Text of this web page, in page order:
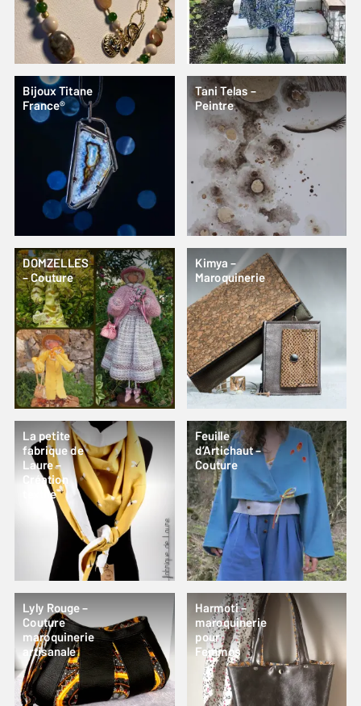
Bijoux Titane
France®
Tani Telas –
Peintre
DOMZELLES
– Couture
Kimya –
Maroquinerie
La petite
fabrique de
Laure –
Création
textile
Feuille
d’Artichaut –
Couture
Lyly Rouge –
Couture
maroquinerie
artisanale
Harmoti –
maroquinerie
pour
Femmes